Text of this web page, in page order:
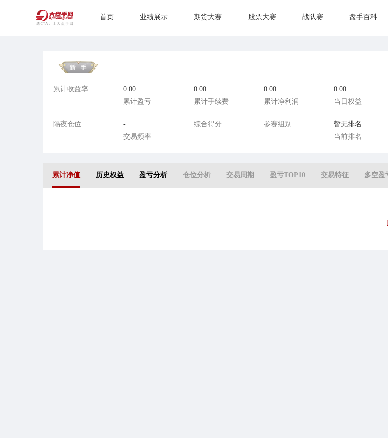
首页 业绩展示 期货大赛 股票大赛 战队赛 盘手百科
累计收益率
0.00
累计盈亏
0.00
累计手续费
0.00
累计净利润
0.00
当日权益
隔夜仓位
-
交易频率
综合得分 参赛组别
暂无排名
当前排名
累计净值 历史权益 盈亏分析 仓位分析 交易周期 盈亏TOP10 交易特征 多空盈